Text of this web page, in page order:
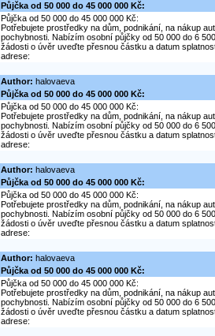
Půjčka od 50 000 do 45 000 000 Kč:
Půjčka od 50 000 do 45 000 000 Kč:
Potřebujete prostředky na dům, podnikání, na nákup
pochybnosti. Nabízím osobní půjčky od 50 000 do 6
žádosti o úvěr uveďte přesnou částku a datum
adrese:
Author: halovaeva
Půjčka od 50 000 do 45 000 000 Kč:
Půjčka od 50 000 do 45 000 000 Kč:
Potřebujete prostředky na dům, podnikání, na nákup
pochybnosti. Nabízím osobní půjčky od 50 000 do 6
žádosti o úvěr uveďte přesnou částku a datum
adrese:
Author: halovaeva
Půjčka od 50 000 do 45 000 000 Kč:
Půjčka od 50 000 do 45 000 000 Kč:
Potřebujete prostředky na dům, podnikání, na nákup
pochybnosti. Nabízím osobní půjčky od 50 000 do 6
žádosti o úvěr uveďte přesnou částku a datum
adrese:
Author: halovaeva
Půjčka od 50 000 do 45 000 000 Kč:
Půjčka od 50 000 do 45 000 000 Kč:
Potřebujete prostředky na dům, podnikání, na nákup
pochybnosti. Nabízím osobní půjčky od 50 000 do 6
žádosti o úvěr uveďte přesnou částku a datum
adrese: